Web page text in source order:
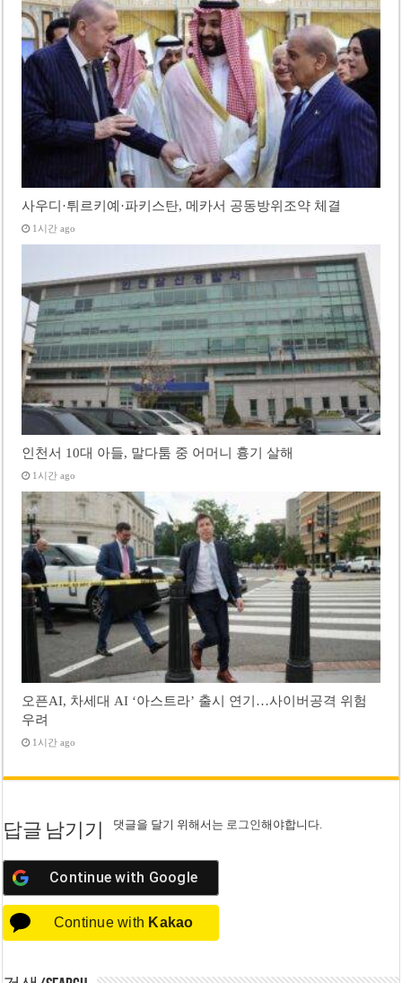
사우디·튀르키예·파키스탄, 메카서 공동방위조약 체결
1시간 ago
인천서 10대 아들, 말다툼 중 어머니 흉기 살해
1시간 ago
오픈AI, 차세대 AI ‘아스트라’ 출시 연기…사이버공격 위험
우려
1시간 ago
답글 남기기 댓글을 달기 위해서는 로그인해야합니다.
Continue with Google
Continue with Kakao